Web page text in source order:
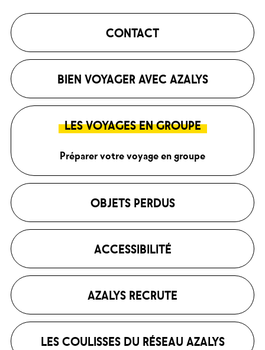
CONTACT
BIEN VOYAGER AVEC AZALYS
LES VOYAGES EN GROUPE
Préparer votre voyage en groupe
OBJETS PERDUS
ACCESSIBILITÉ
AZALYS RECRUTE
LES COULISSES DU RÉSEAU AZALYS